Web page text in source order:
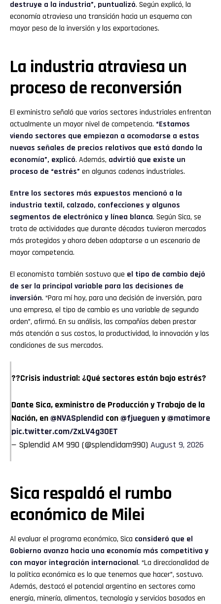
destruye a la industria”, puntualizó. Según explicó, la
economía atraviesa una transición hacia un esquema con
mayor peso de la inversión y las exportaciones.
La industria atraviesa un
proceso de reconversión
El exministro señaló que varios sectores industriales enfrentan
actualmente un mayor nivel de competencia. “Estamos
viendo sectores que empiezan a acomodarse a estas
nuevas señales de precios relativos que está dando la
economía”, explicó. Además, advirtió que existe un
proceso de “estrés” en algunas cadenas industriales.
Entre los sectores más expuestos mencionó a la
industria textil, calzado, confecciones y algunos
segmentos de electrónica y línea blanca. Según Sica, se
trata de actividades que durante décadas tuvieron mercados
más protegidos y ahora deben adaptarse a un escenario de
mayor competencia.
El economista también sostuvo que el tipo de cambio dejó
de ser la principal variable para las decisiones de
inversión. “Para mí hoy, para una decisión de inversión, para
una empresa, el tipo de cambio es una variable de segundo
orden”, afirmó. En su análisis, las compañías deben prestar
más atención a sus costos, la productividad, la innovación y las
condiciones de sus mercados.
??Crisis industrial: ¿Qué sectores están bajo estrés?
Dante Sica, exministro de Producción y Trabajo de la
Nación, en@NVASplendid con@fjuegueny@matimore
pic.twitter.com/ZxLV4g3OET
— Splendid AM 990 (@splendidam990) August 9, 2026
Sica respaldó el rumbo
económico de Milei
Al evaluar el programa económico, Sica consideró que el
Gobierno avanza hacia una economía más competitiva y
con mayor integración internacional. “La direccionalidad de
la política económica es lo que tenemos que hacer”, sostuvo.
Además, destacó el potencial argentino en sectores como
energía, minería, alimentos, tecnología y servicios basados en